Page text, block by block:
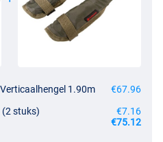
1.90m
€67.96
(2 stuks)
€7.16
€75.12